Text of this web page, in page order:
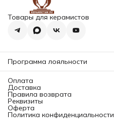
Товары для керамистов
Программа лояльности
Оплата
Доставка
Правила возврата
Реквизиты
Оферта
Политика конфиденциальности